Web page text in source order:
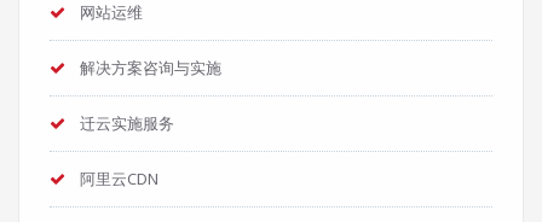
网站运维
解决方案咨询与实施
迁云实施服务
阿里云CDN